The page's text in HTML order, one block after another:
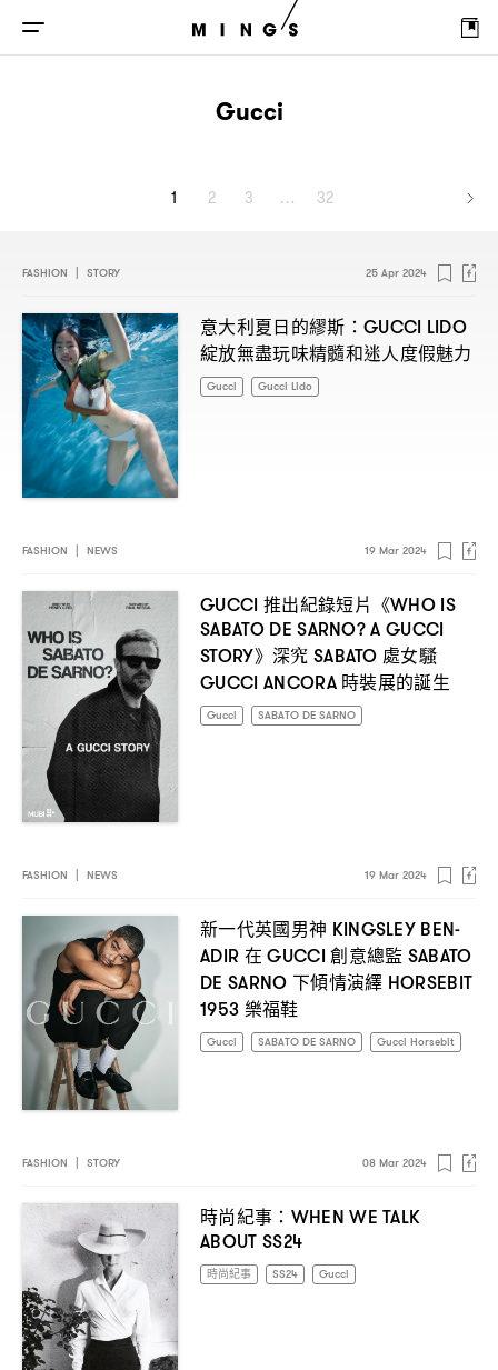
Gucci
1 2 3 … 32
FASHION STORY 25 Apr 2024
意大利夏日的繆斯 ：GUCCI LIDO
綻放無盡玩味精髓和迷人度假魅力
Gucci Gucci Lido
FASHION NEWS 19 Mar 2024
GUCCI 推出紀錄短片《WHO IS
SABATO DE SARNO? A GUCCI
STORY》深究 SABATO處女騷
GUCCI ANCORA 時裝展的誕生
Gucci SABATO DE SARNO
FASHION | NEWS 19 Mar 2024
新一代英國男神 KINGSLEY BEN-
ADIR 在 GUCCI創意總監 SABATO
DE SARNO 下傾情演繹 HORSEBIT
1953 樂福鞋
Gucci SABATO DE SARNO Gucci Horsebit
FASHION | STORY 08 Mar 2024
時尚紀事 ：WHEN WE TALK
ABOUT SS24
時尚紀事 SS24 Gucci